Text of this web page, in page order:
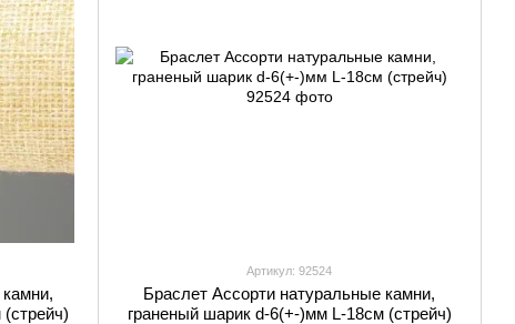
Артикул: 92524
Браслет Ассорти натуральные камни,
граненый шарик d-6(+-)мм L-18см (стрейч)